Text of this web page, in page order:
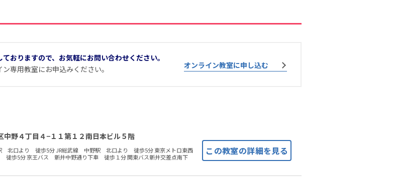
おりますので、お気軽にお問い合わせください。
専用教室にお申込みください。
オンライン教室に申し込む
中野４丁目４−１１第１２南日本ビル５階
北口より 徒歩5分 JR総武線 中野駅 北口より 徒歩5分 東京メトロ東西
歩5分 京王バス 新井中野通り下車 徒歩１分 関東バス新井交差点南下